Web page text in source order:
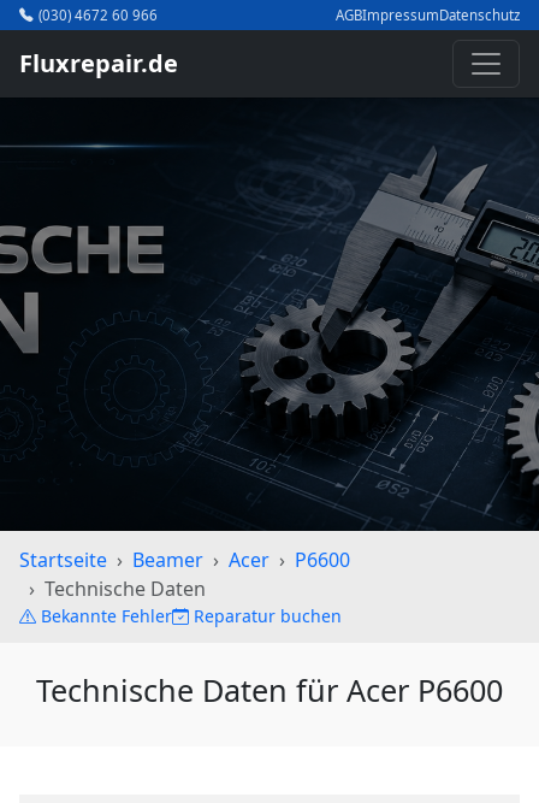
(030) 4672 60 966 AGBImpressumDatenschutz
Fluxrepair.de
Startseite Beamer Acer
P6600
Technische Daten
Bekannte Fehler Reparatur buchen
Technische Daten für Acer P6600